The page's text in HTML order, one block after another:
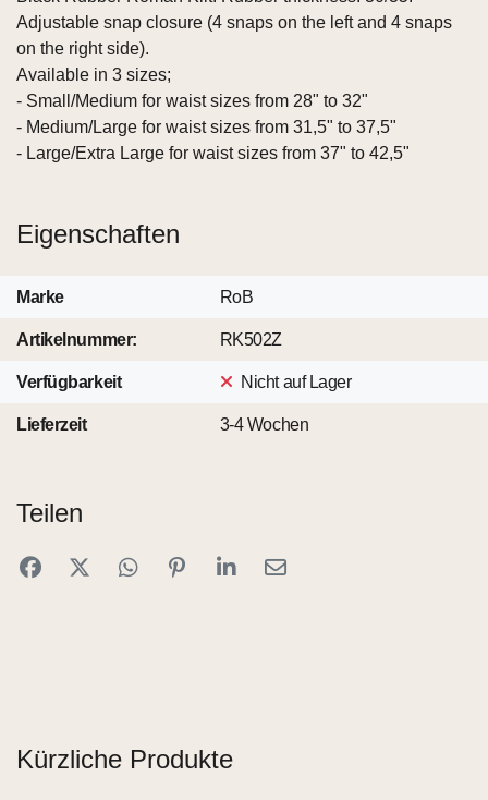
Adjustable snap closure (4 snaps on the left and 4 snaps
on the right side).
Available in 3 sizes;
- Small/Medium for waist sizes from 28" to 32"
- Medium/Large for waist sizes from 31,5" to 37,5"
- Large/Extra Large for waist sizes from 37" to 42,5"
Eigenschaften
Marke RoB
Artikelnummer: RK502Z
Verfügbarkeit Nicht auf Lager
Lieferzeit 3-4 Wochen
Teilen
Kürzliche Produkte